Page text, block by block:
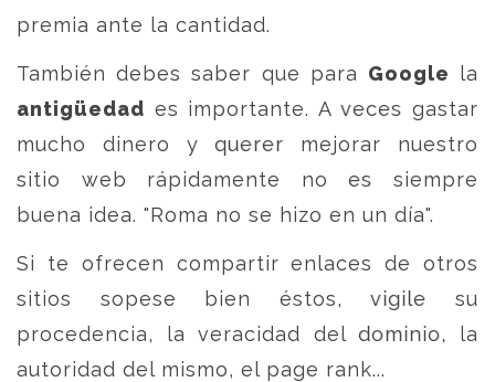
premia ante la cantidad.
También debes saber que para Google la
antigüedad es importante. A veces gastar
mucho dinero y querer mejorar nuestro
sitio web rápidamente no es siempre
buena idea. "Roma no se hizo en un día".
Si te ofrecen compartir enlaces de otros
sitios sopese bien éstos, vigile su
procedencia, la veracidad del dominio, la
autoridad del mismo, el page rank...